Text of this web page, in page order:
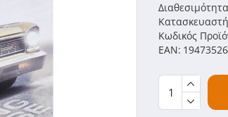
Κωδικός
EAN: